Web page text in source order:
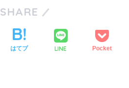
SHARE
はてブ LINE Pocket